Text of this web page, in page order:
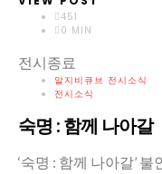
451
0 MIN
전시종료
알지비큐브 전시소식
전시소식
숙명 : 함께 나아갈
‘숙명 : 함께 나아갈’